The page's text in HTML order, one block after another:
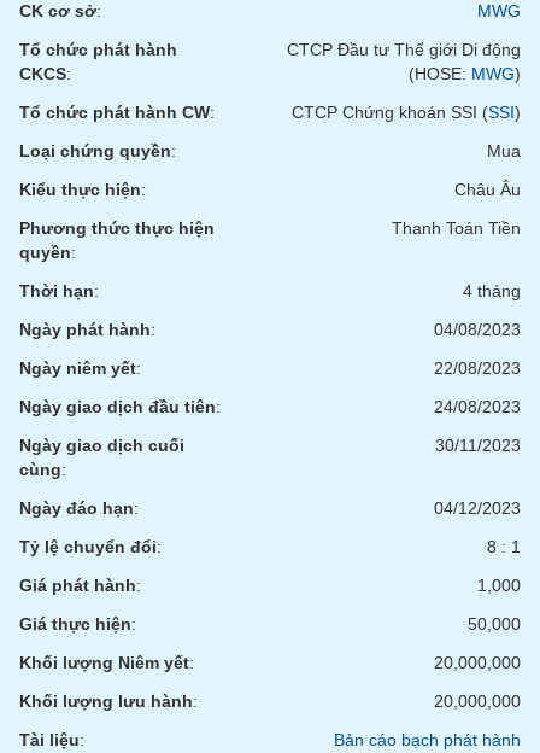
CK cơ sở:
MWG
Tổ chức phát hành
CKCS:
CTCP Đầu tư Thế giới Di động
(HOSE: MWG)
Tổ chức phát hành CW: CTCP Chứng khoán SSI (SSI)
Loại chứng quyền:
Mua
Kiểu thực hiện:
Châu Âu
Phương thức thực hiện
quyền:
Thanh Toán Tiền
Thời hạn:
4 tháng
Ngày phát hành:
04/08/2023
Ngày niêm yết:
22/08/2023
Ngày giao dịch đầu tiên:
24/08/2023
Ngày giao dịch cuối
cùng:
30/11/2023
Ngày đáo hạn:
04/12/2023
Tỷ lệ chuyển đổi:
8 : 1
Giá phát hành:
1,000
Giá thực hiện:
50,000
Khối lượng Niêm yết:
20,000,000
Khối lượng lưu hành:
20,000,000
Tài liệu: Bản cáo bạch phát hành
tạo
tài
Công
đầu
tư
Truyền
thông
chính
Dữ
liệu